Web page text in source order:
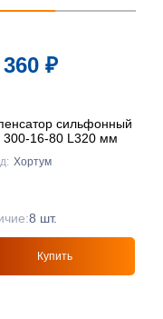
₽
сильфонный
16-80 L320 мм
Хортум
8 шт.
Купить